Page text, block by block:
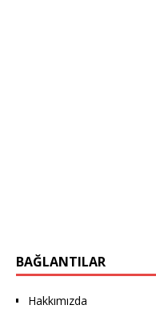
BAĞLANTILAR
Hakkımızda